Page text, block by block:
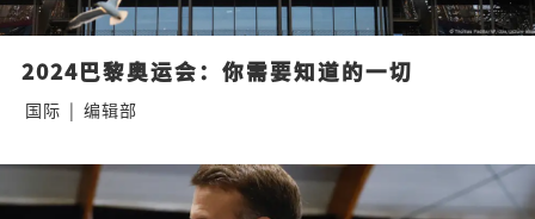
2024巴黎奥运会：你需要知道的一切
国际 | 编辑部